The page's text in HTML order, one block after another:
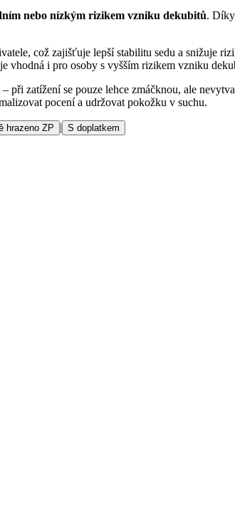
nebo nízkým rizikem vzniku dekubitů.
což zajišťuje lepší stabilitu sedu a snižuje
vhodná i pro osoby s vyšším rizikem vzniku
– při zatížení se pouze lehce zmáčknou, ale
pocení a udržovat pokožku v suchu.
hrazeno ZP | S doplatkem